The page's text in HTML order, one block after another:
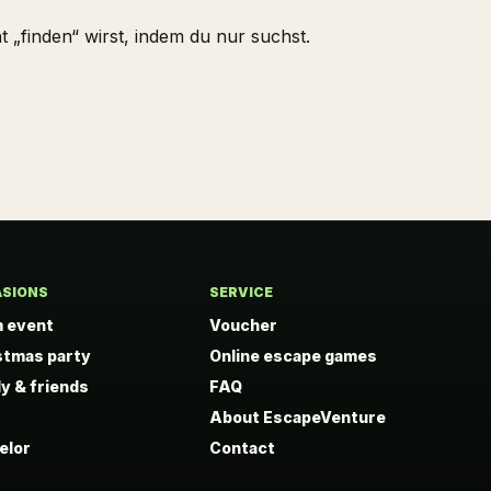
wirst, indem du nur suchst.
event
party
& friends
SERVICE
Voucher
Online escape games
FAQ
About EscapeVenture
Contact